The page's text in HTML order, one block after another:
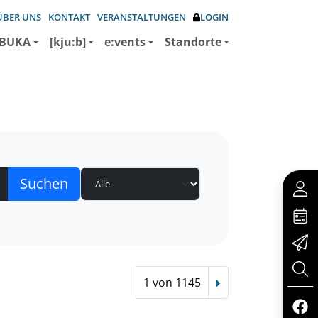
UNS KONTAKT VERANSTALTUNGEN LOGIN
[kju:b] e:vents Standorte
1 von 1145 Nächster Treffer